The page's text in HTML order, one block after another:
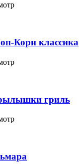
Корн классика
гриль